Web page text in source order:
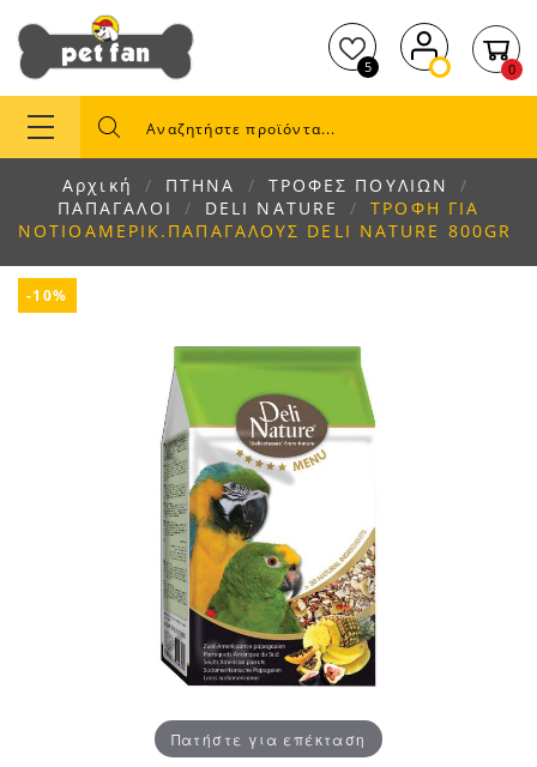
5 0
Αρχική ΠΤΗΝΑ
ΤΡΟΦΕΣ ΠΟΥΛΙΩΝ
ΠΑΠΑΓΑΛΟΙ
DELI NATURE
ΤΡΟΦH ΓΙΑ
ΝΟΤΙΟΑΜΕΡΙΚ.ΠΑΠΑΓΑΛΟΥΣ DELI NATURE 800GR
-10%
Πατήστε για επέκταση